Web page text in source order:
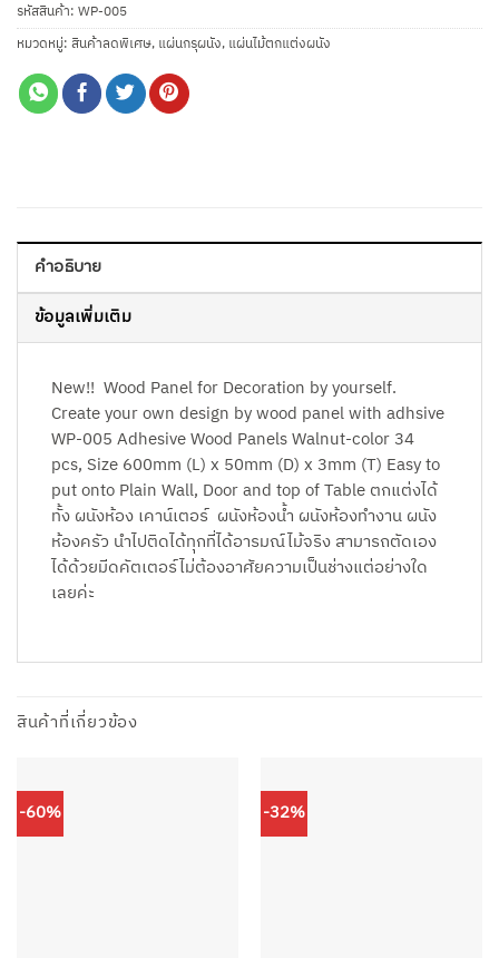
รหัสสินค้า: WP-005
หมวดหมู่: สินค้าลดพิเศษ, แผ่นกรุผนัง, แผ่นไม้ตกแต่งผนัง
คำอธิบาย
ข้อมูลเพิ่มเติม
New!! Wood Panel for Decoration by yourself.
Create your own design by wood panel with adhsive
WP-005 Adhesive Wood Panels Walnut-color 34
pcs, Size 600mm (L) x 50mm (D) x 3mm (T) Easy to
put onto Plain Wall, Door and top of Table ตกแต่งได้
ทั้ง ผนังห้อง เคาน์เตอร์ ผนังห้องน้ำ ผนังห้องทำงาน ผนัง
ห้องครัว นำไปติดได้ทุกที่ได้อารมณ์ไม้จริง สามารถตัดเอง
ได้ด้วยมีดคัตเตอร์ไม่ต้องอาศัยความเป็นช่างแต่อย่างใด
เลยค่ะ
สินค้าที่เกี่ยวข้อง
-60% -32%